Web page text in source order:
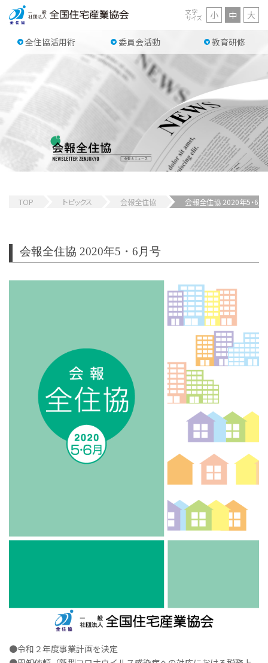
全住協活用術 委員会活動 教育研修
文字
サイズ 小 中 大
TOP トピックス 会報全住協 会報全住協 2020年5・6月
会報全住協 2020年5・6月号
●令和２年度事業計画を決定